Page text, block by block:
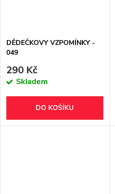
DĚDEČKOVY VZPOMÍNKY -
049
290 Kč
Skladem
DO KOŠÍKU